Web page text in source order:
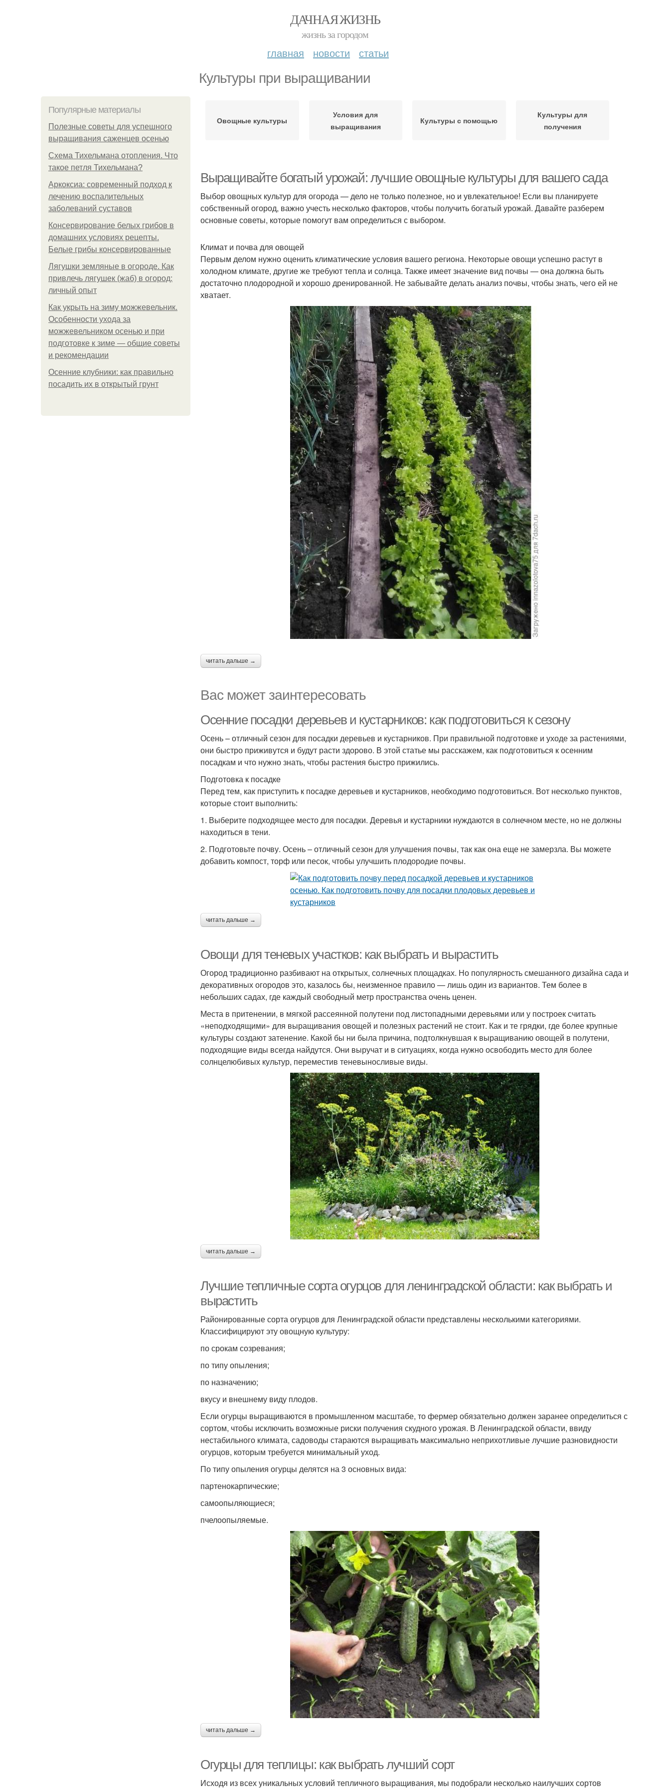
ДАЧНАЯ ЖИЗНЬ
жизнь за городом
главная новости статьи
Культуры при выращивании
Популярные материалы
Полезные советы для успешного
выращивания саженцев осенью
Схема Тихельмана отопления. Что
такое петля Тихельмана?
Аркоксиа: современный подход к
лечению воспалительных
заболеваний суставов
Консервирование белых грибов в
домашних условиях рецепты.
Белые грибы консервированные
Лягушки земляные в огороде. Как
привлечь лягушек (жаб) в огород:
личный опыт
Как укрыть на зиму можжевельник.
Особенности ухода за
можжевельником осенью и при
подготовке к зиме — общие советы
и рекомендации
Осенние клубники: как правильно
посадить их в открытый грунт
Овощные культуры
Условия для
выращивания
Культуры с помощью
Культуры для
получения
Выращивайте богатый урожай: лучшие овощные культуры для вашего сада
Выбор овощных культур для огорода — дело не только полезное, но и увлекательное! Если вы планируете
собственный огород, важно учесть несколько факторов, чтобы получить богатый урожай. Давайте разберем
основные советы, которые помогут вам определиться с выбором.
Климат и почва для овощей
Первым делом нужно оценить климатические условия вашего региона. Некоторые овощи успешно растут в
холодном климате, другие же требуют тепла и солнца. Также имеет значение вид почвы — она должна быть
достаточно плодородной и хорошо дренированной. Не забывайте делать анализ почвы, чтобы знать, чего ей не
хватает.
читать дальше →
Вас может заинтересовать
Осенние посадки деревьев и кустарников: как подготовиться к сезону
Осень – отличный сезон для посадки деревьев и кустарников. При правильной подготовке и уходе за растениями,
они быстро приживутся и будут расти здорово. В этой статье мы расскажем, как подготовиться к осенним
посадкам и что нужно знать, чтобы растения быстро прижились.
Подготовка к посадке
Перед тем, как приступить к посадке деревьев и кустарников, необходимо подготовиться. Вот несколько пунктов,
которые стоит выполнить:
1. Выберите подходящее место для посадки. Деревья и кустарники нуждаются в солнечном месте, но не должны
находиться в тени.
2. Подготовьте почву. Осень – отличный сезон для улучшения почвы, так как она еще не замерзла. Вы можете
добавить компост, торф или песок, чтобы улучшить плодородие почвы.
читать дальше →
Овощи для теневых участков: как выбрать и вырастить
Огород традиционно разбивают на открытых, солнечных площадках. Но популярность смешанного дизайна сада и
декоративных огородов это, казалось бы, неизменное правило — лишь один из вариантов. Тем более в
небольших садах, где каждый свободный метр пространства очень ценен.
Места в притенении, в мягкой рассеянной полутени под листопадными деревьями или у построек считать
«неподходящими» для выращивания овощей и полезных растений не стоит. Как и те грядки, где более крупные
культуры создают затенение. Какой бы ни была причина, подтолкнувшая к выращиванию овощей в полутени,
подходящие виды всегда найдутся. Они выручат и в ситуациях, когда нужно освободить место для более
солнцелюбивых культур, переместив теневыносливые виды.
читать дальше →
Лучшие тепличные сорта огурцов для ленинградской области: как выбрать и
вырастить
Районированные сорта огурцов для Ленинградской области представлены несколькими категориями.
Классифицируют эту овощную культуру:
по срокам созревания;
по типу опыления;
по назначению;
вкусу и внешнему виду плодов.
Если огурцы выращиваются в промышленном масштабе, то фермер обязательно должен заранее определиться с
сортом, чтобы исключить возможные риски получения скудного урожая. В Ленинградской области, ввиду
нестабильного климата, садоводы стараются выращивать максимально неприхотливые лучшие разновидности
огурцов, которым требуется минимальный уход.
По типу опыления огурцы делятся на 3 основных вида:
партенокарпические;
самоопыляющиеся;
пчелоопыляемые.
читать дальше →
Огурцы для теплицы: как выбрать лучший сорт
Исходя из всех уникальных условий тепличного выращивания, мы подобрали несколько наилучших сортов